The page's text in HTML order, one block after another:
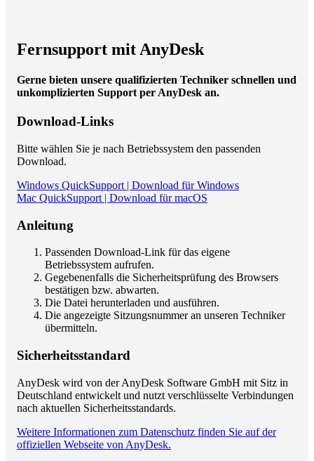
Fernsupport mit AnyDesk
Gerne bieten unsere qualifizierten Techniker schnellen und
unkomplizierten Support per AnyDesk an.
Download-Links
Bitte wählen Sie je nach Betriebssystem den passenden
Download.
Windows QuickSupport | Download für Windows
Mac QuickSupport | Download für macOS
Anleitung
Passenden Download-Link für das eigene
Betriebssystem aufrufen.
Gegebenenfalls die Sicherheitsprüfung des Browsers
bestätigen bzw. abwarten.
Die Datei herunterladen und ausführen.
Die angezeigte Sitzungsnummer an unseren Techniker
übermitteln.
Sicherheitsstandard
AnyDesk wird von der AnyDesk Software GmbH mit Sitz in
Deutschland entwickelt und nutzt verschlüsselte Verbindungen
nach aktuellen Sicherheitsstandards.
Weitere Informationen zum Datenschutz finden Sie auf der
offiziellen Webseite von AnyDesk.